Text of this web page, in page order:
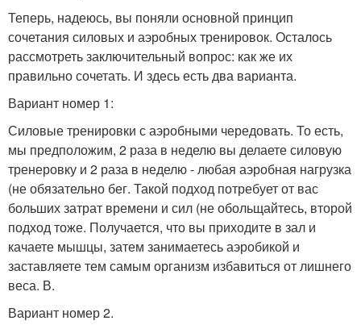
Теперь, надеюсь, вы поняли основной принцип
сочетания силовых и аэробных тренировок. Осталось
рассмотреть заключительный вопрос: как же их
правильно сочетать. И здесь есть два варианта.
Вариант номер 1:
Силовые тренировки с аэробными чередовать. То есть,
мы предположим, 2 раза в неделю вы делаете силовую
тренеровку и 2 раза в неделю - любая аэробная нагрузка
(не обязательно бег. Такой подход потребует от вас
больших затрат времени и сил (не обольщайтесь, второй
подход тоже. Получается, что вы приходите в зал и
качаете мышцы, затем занимаетесь аэробикой и
заставляете тем самым организм избавиться от лишнего
веса. В.
Вариант номер 2.